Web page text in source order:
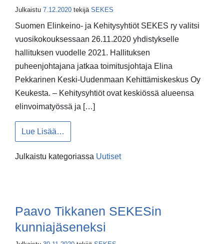
Julkaistu 7.12.2020 tekijä SEKES
Suomen Elinkeino- ja Kehitysyhtiöt SEKES ry valitsi
vuosikokouksessaan 26.11.2020 yhdistykselle
hallituksen vuodelle 2021. Hallituksen
puheenjohtajana jatkaa toimitusjohtaja Elina
Pekkarinen Keski-Uudenmaan Kehittämiskeskus Oy
Keukesta. – Kehitysyhtiöt ovat keskiössä alueensa
elinvoimatyössä ja […]
Lue Lisää…
Julkaistu kategoriassa Uutiset
Paavo Tikkanen SEKESin
kunniajäseneksi